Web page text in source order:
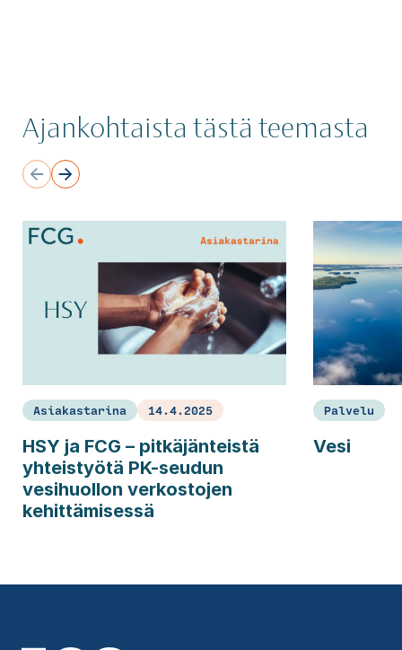
Ajankohtaista tästä teemasta
Asiakastarina 14.4.2025
HSY ja FCG – pitkäjänteistä
yhteistyötä PK-seudun
vesihuollon verkostojen
kehittämisessä
Palvelu
Vesi